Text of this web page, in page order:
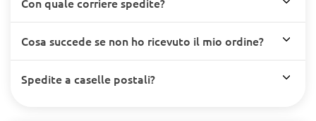
Cosa succede se non ho ricevuto il mio ordine?
Spedite a caselle postali?